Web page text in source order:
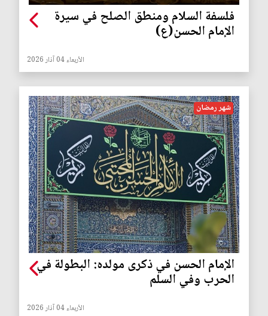
فلسفة السلام ومنطق الصلح في سيرة
الإمام الحسن(ع)
الأربعاء 04 آذار 2026
شهر رمضان
الإمام الحسن في ذكرى مولده: البطولة في
الحرب وفي السلم
الأربعاء 04 آذار 2026